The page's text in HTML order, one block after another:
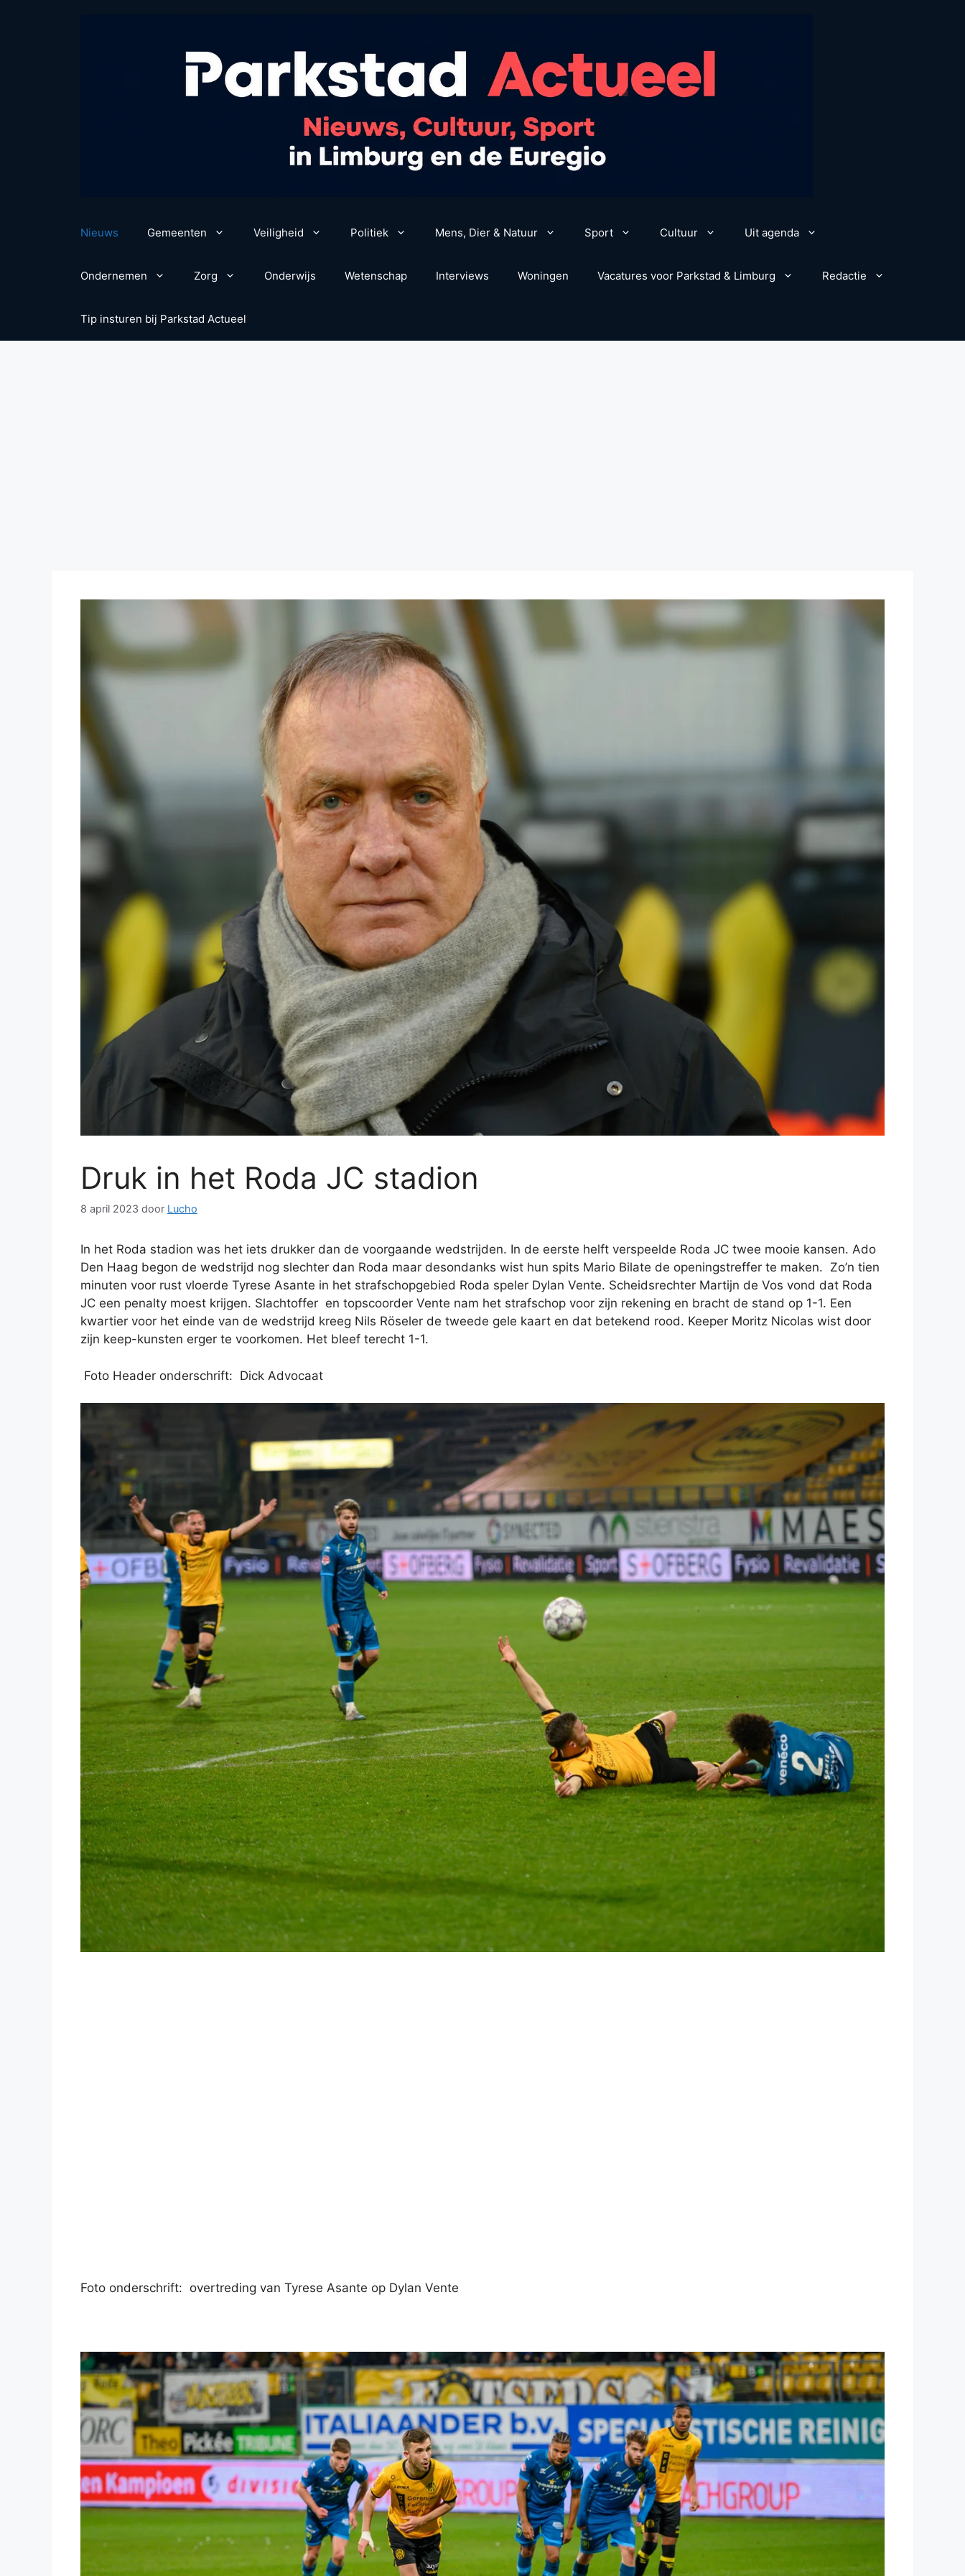
Nieuws Gemeenten Veiligheid Politiek Mens, Dier & Natuur Sport Cultuur Uit agenda
Ondernemen Zorg Onderwijs Wetenschap Interviews Woningen Vacatures voor Parkstad & Limburg Redactie
Tip insturen bij Parkstad Actueel
Druk in het Roda JC stadion
8 april 2023 door Lucho
In het Roda stadion was het iets drukker dan de voorgaande wedstrijden. In de eerste helft verspeelde Roda JC twee mooie kansen. Ado
Den Haag begon de wedstrijd nog slechter dan Roda maar desondanks wist hun spits Mario Bilate de openingstreffer te maken. Zo’n tien
minuten voor rust vloerde Tyrese Asante in het strafschopgebied Roda speler Dylan Vente. Scheidsrechter Martijn de Vos vond dat Roda
JC een penalty moest krijgen. Slachtoffer en topscoorder Vente nam het strafschop voor zijn rekening en bracht de stand op 1-1. Een
kwartier voor het einde van de wedstrijd kreeg Nils Röseler de tweede gele kaart en dat betekend rood. Keeper Moritz Nicolas wist door
zijn keep-kunsten erger te voorkomen. Het bleef terecht 1-1.
Foto Header onderschrift: Dick Advocaat
Foto onderschrift: overtreding van Tyrese Asante op Dylan Vente